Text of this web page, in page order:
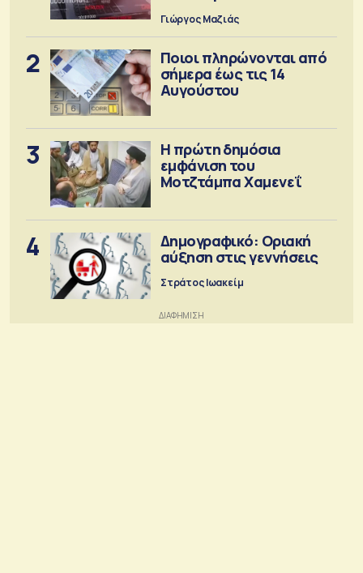
προειδοποιήσεις
Γιώργος Μαζιάς
2
Ποιοι πληρώνονται από
σήμερα έως τις 14
Αυγούστου
3
Η πρώτη δημόσια
εμφάνιση του
Μοτζτάμπα Χαμενεΐ
4
Δημογραφικό: Οριακή
αύξηση στις γεννήσεις
Στράτος Ιωακείμ